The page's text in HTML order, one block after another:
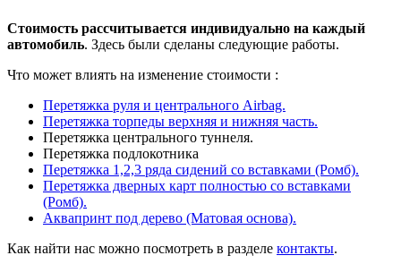
Стоимость рассчитывается индивидуально на каждый
автомобиль. Здесь были сделаны следующие работы.
Что может влиять на изменение стоимости :
Перетяжка руля и центрального Airbag.
Перетяжка торпеды верхняя и нижняя часть.
Перетяжка центрального туннеля.
Перетяжка подлокотника
Перетяжка 1,2,3 ряда сидений со вставками (Ромб).
Перетяжка дверных карт полностью со вставками
(Ромб).
Аквапринт под дерево (Матовая основа).
Как найти нас можно посмотреть в разделе контакты.